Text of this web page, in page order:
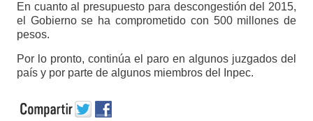
En cuanto al presupuesto para descongestión del 2015,
el Gobierno se ha comprometido con 500 millones de
pesos.
Por lo pronto, continúa el paro en algunos juzgados del
país y por parte de algunos miembros del Inpec.